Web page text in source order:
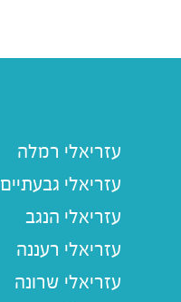
עזריאלי רמלה
עזריאלי גבעתיים
עזריאלי הנגב
עזריאלי רעננה
עזריאלי שרונה